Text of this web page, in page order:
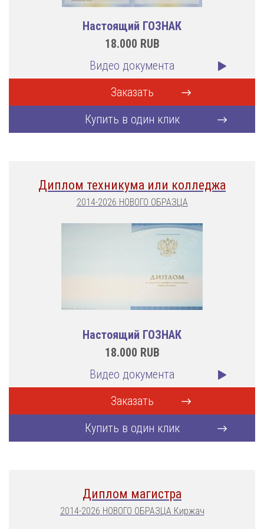
Настоящий ГОЗНАК
18.000 RUB
Видео документа
Заказать
Купить в один клик
Диплом техникума или колледжа
2014-2026 НОВОГО ОБРАЗЦА
Настоящий ГОЗНАК
18.000 RUB
Видео документа
Заказать
Купить в один клик
Диплом магистра
2014-2026 НОВОГО ОБРАЗЦА Киржач